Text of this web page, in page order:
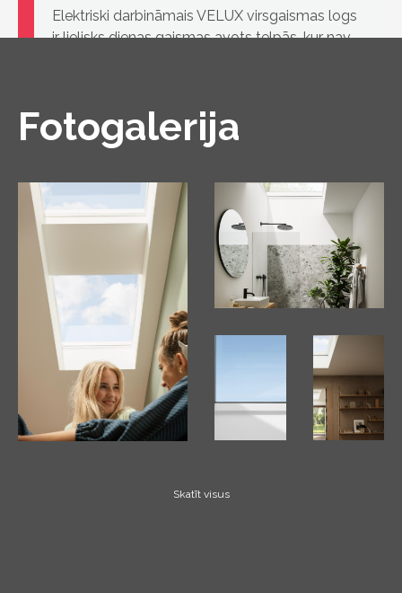
Elektriski darbināmais VELUX virsgaismas logs
ir lielisks dienas gaismas avots telpās, kur nav
Fotogalerija
Skatīt visus